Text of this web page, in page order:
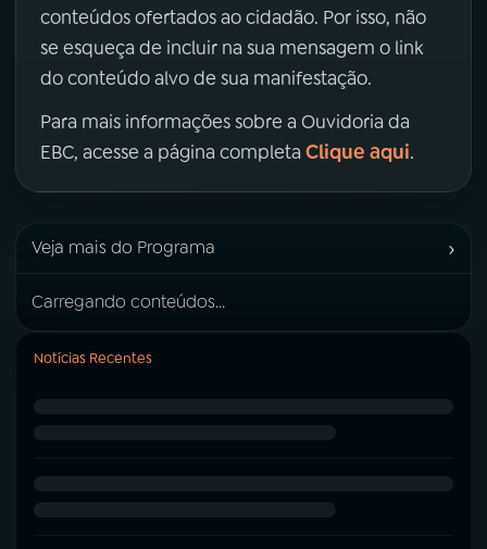
conteúdos ofertados ao cidadão. Por isso, não
se esqueça de incluir na sua mensagem o link
do conteúdo alvo de sua manifestação.
Para mais informações sobre a Ouvidoria da
EBC, acesse a página completa Clique aqui.
Veja mais do Programa ›
Carregando conteúdos...
Notícias Recentes